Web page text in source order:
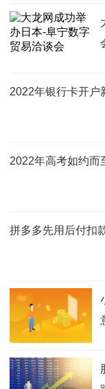
2022年银行卡开户
2022年高考如约而
拼多多先用后付扣